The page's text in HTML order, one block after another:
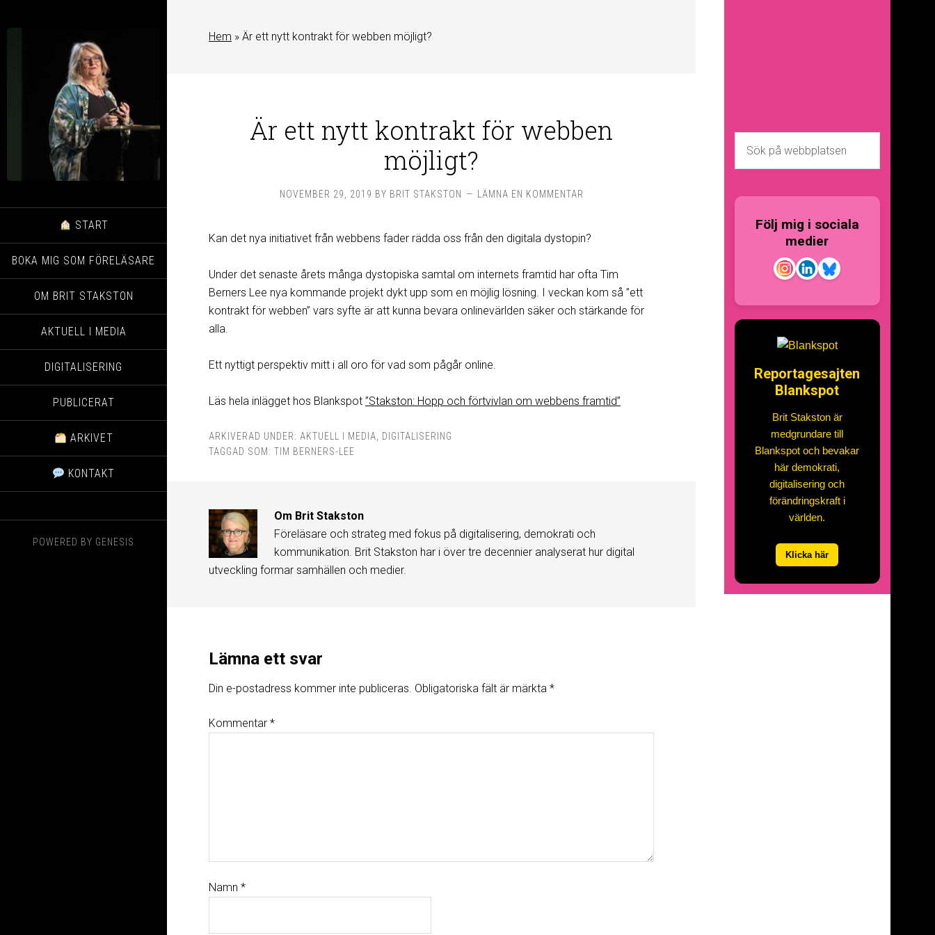
START
BOKA MIG SOM FÖRELÄSARE
OM BRIT STAKSTON
AKTUELL I MEDIA
DIGITALISERING
PUBLICERAT
ARKIVET
KONTAKT
POWERED BY GENESIS
Hem » Är ett nytt kontrakt för webben möjligt?
Är ett nytt kontrakt för webben
möjligt?
NOVEMBER 29, 2019 BY BRIT STAKSTON LÄMNA EN KOMMENTAR
Kan det nya initiativet från webbens fader rädda oss från den digitala dystopin?
Under det senaste årets många dystopiska samtal om internets framtid har ofta Tim
Berners Lee nya kommande projekt dykt upp som en möjlig lösning. I veckan kom så ”ett
kontrakt för webben” vars syfte är att kunna bevara onlinevärlden säker och stärkande för
alla.
Ett nyttigt perspektiv mitt i all oro för vad som pågår online.
Läs hela inlägget hos Blankspot ”Stakston: Hopp och förtvivlan om webbens framtid”
ARKIVERAD UNDER: AKTUELL I MEDIA
DIGITALISERING
TAGGAD SOM: TIM BERNERS-LEE
Om Brit Stakston
Föreläsare och strateg med fokus på digitalisering, demokrati och
kommunikation. Brit Stakston har i över tre decennier analyserat hur digital
utveckling formar samhällen och medier.
Lämna ett svar
Din e-postadress kommer inte publiceras. Obligatoriska fält är märkta *
Kommentar *
Namn *
Följ mig i sociala
medier
Reportagesajten
Blankspot
Brit Stakston är
medgrundare till
Blankspot och bevakar
här demokrati,
digitalisering och
förändringskraft i
världen.
Klicka här